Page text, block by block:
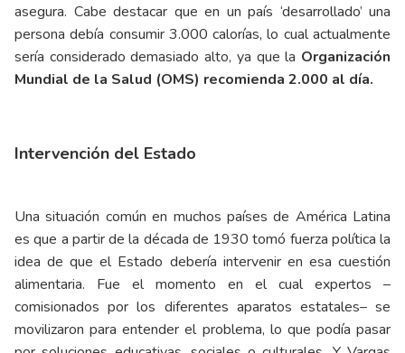
asegura. Cabe destacar que en un país ‘desarrollado’ una
persona debía consumir 3.000 calorías, lo cual actualmente
sería considerado demasiado alto, ya que la Organización
Mundial de la Salud (OMS) recomienda 2.000 al día.
Intervención del Estado
Una situación común en muchos países de América Latina
es que a partir de la década de 1930 tomó fuerza política la
idea de que el Estado debería intervenir en esa cuestión
alimentaria. Fue el momento en el cual expertos –
comisionados por los diferentes aparatos estatales– se
movilizaron para entender el problema, lo que podía pasar